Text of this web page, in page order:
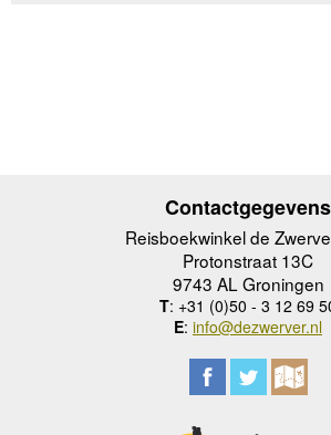
Contactgegevens
Reisboekwinkel de
Protonstraat 13C
9743 AL Groningen
T: +31 (0)50 - 3 12 69
E: info@dezwerver.nl